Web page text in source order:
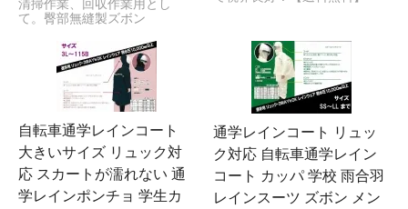
清掃作業、回収作業用とし
て。臀部無縫製ズボン
自転車通学レインコート
大きいサイズ リュック対
応 スカートが濡れない 通
学レインポンチョ 学生カ
通学レインコート リュッ
ク対応 自転車通学レイン
コート カッパ 学校 雨合羽
レインスーツ ズボン メン